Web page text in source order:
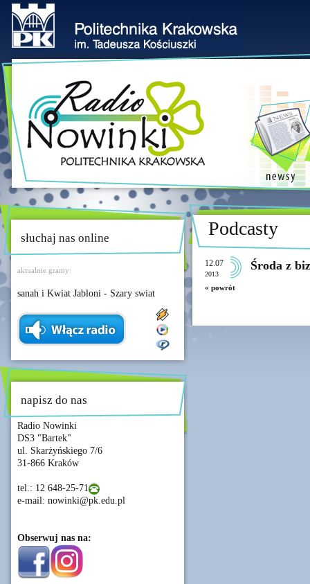
słuchaj nas online
aktualnie gramy:
sanah i Kwiat Jabloni - Szary swiat
napisz do nas
Radio Nowinki
DS3 "Bartek"
ul. Skarżyńskiego 7/6
31-866 Kraków
tel.: 12 648-25-71
e-mail: nowinki@pk.edu.pl
Obserwuj nas na:
Podcasty
12.07
2013
Środa z
« powrót